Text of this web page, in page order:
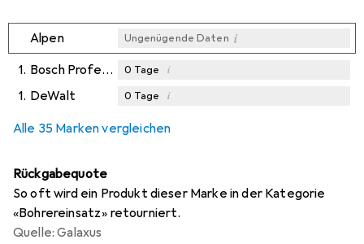
Alpen Ungenügende Daten i
1. Bosch Professional Zubehör 0 Tage i
1. DeWalt 0 Tage i
Alle 35 Marken vergleichen
Rückgabequote
So oft wird ein Produkt dieser Marke in der Kategorie
«Bohrereinsatz» retourniert.
Quelle: Galaxus